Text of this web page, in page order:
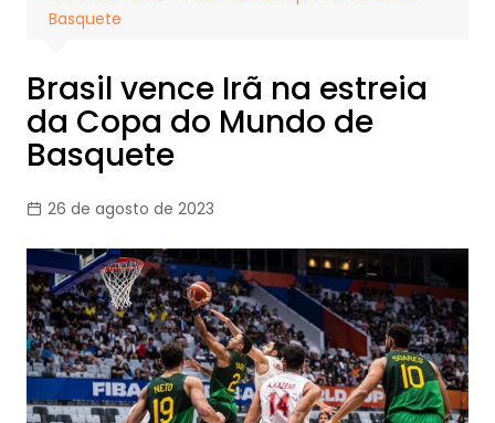
Basquete
Brasil vence Irã na estreia
da Copa do Mundo de
Basquete
26 de agosto de 2023